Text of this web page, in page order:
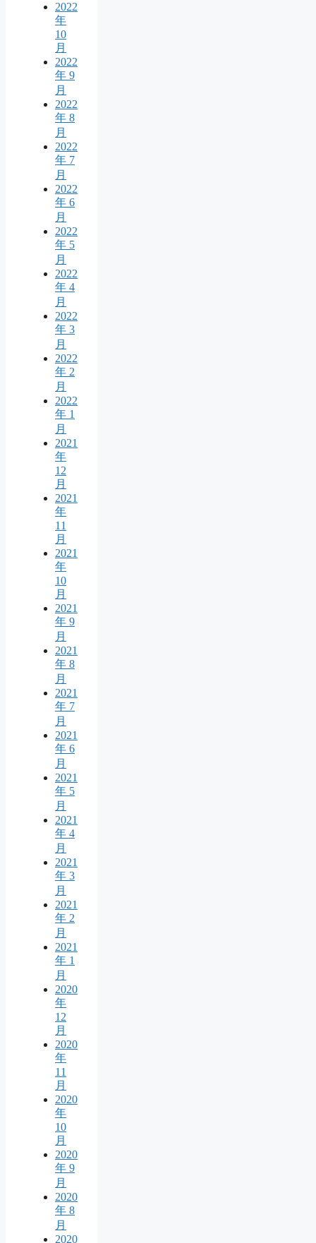
2022
年
10
月
2022
年 9
月
2022
年 8
月
2022
年 7
月
2022
年 6
月
2022
年 5
月
2022
年 4
月
2022
年 3
月
2022
年 2
月
2022
年 1
月
2021
年
12
月
2021
年
11
月
2021
年
10
月
2021
年 9
月
2021
年 8
月
2021
年 7
月
2021
年 6
月
2021
年 5
月
2021
年 4
月
2021
年 3
月
2021
年 2
月
2021
年 1
月
2020
年
12
月
2020
年
11
月
2020
年
10
月
2020
年 9
月
2020
年 8
月
2020